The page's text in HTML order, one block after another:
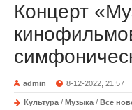
Концерт
admin 8-12-2022, 21:57
Культура / Музыка / Все